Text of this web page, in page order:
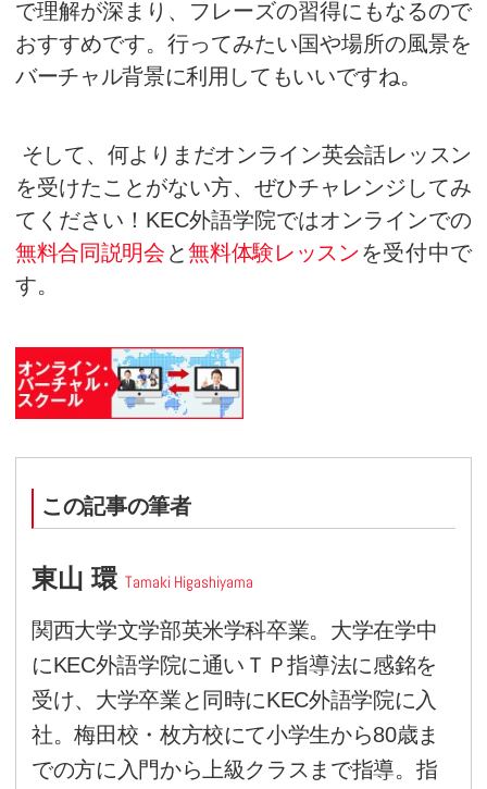
言うまでもなく、実際のリアル
要がなくなることで、移動時間
間を少しでも活用して、予習や
Pなど「隙間時間」の活用して
す。KEC外語学院では、１日１
を推奨しています。また、受講
いただくか、カウンセリングで
す。浮いた移動時間の活用で、
スンが始まる頃には、すっかり
ているといいですね。